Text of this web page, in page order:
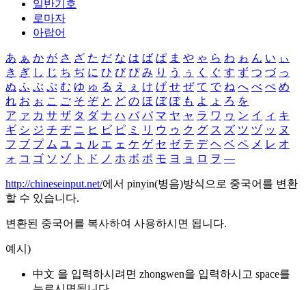
일반기호
로마자
아랍어
あ ぁ か が さ ざ た だ な は ば ぱ ま や ゃ ら わ ゎ ん い ぃ
き ぎ し じ ち ぢ に ひ び ぴ み り う ぅ く ぐ す ず つ づ っ
ぬ ふ ぶ ぷ む ゆ ゅ る え ぇ け げ せ ぜ て で ね へ べ ぺ め
れ お ぉ こ ご そ ぞ と ど の ほ ぼ ぽ も よ ょ ろ を
ア ァ カ サ ザ タ ダ ナ ハ バ パ マ ヤ ャ ラ ワ ヮ ン イ ィ キ
ギ シ ジ チ ヂ ニ ヒ ビ ピ ミ リ ウ ゥ ク グ ス ズ ツ ヅ ッ ヌ
フ ブ プ ム ユ ュ ル エ ェ ケ ゲ セ ゼ テ デ ヘ ベ ペ メ レ オ
ォ コ ゴ ソ ゾ ト ド ノ ホ ボ ポ モ ヨ ョ ロ ヲ ―
http://chineseinput.net/에서 pinyin(병음)방식으로 중국어를 변환
할 수 있습니다.
변환된 중국어를 복사하여 사용하시면 됩니다.
예시)
中文 을 입력하시려면 zhongwen을 입력하시고 space를